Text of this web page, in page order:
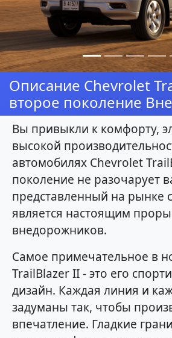
Описание Chevrolet
второе поколение
Вы привыкли к комфорту,
высокой
автомобилях Chevrolet
поколение не разочарует
представленный на рынке
является настоящим
внедорожников.
Самое примечательное в
TrailBlazer II - это его
дизайн. Каждая линия и
задуманы так, чтобы
впечатление. Гладкие